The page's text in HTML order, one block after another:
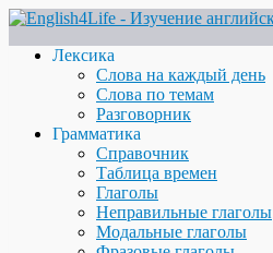
Лексика
Слова на каждый день
Слова по темам
Разговорник
Грамматика
Справочник
Таблица времен
Глаголы
Неправильные глаголы
Модальные глаголы